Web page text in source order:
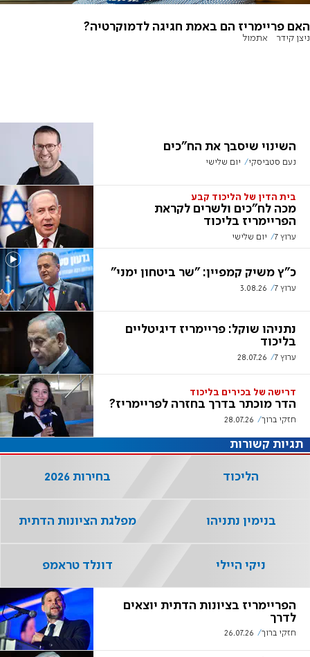
האם פריימריז הם באמת חגיגה לדמוקרטיה?
ניצן קידר אתמול
השינוי שיסבך את הח"כים
נעם סטביסקי יום שלישי
בית הדין של הליכוד קבע
מכה לח"כים ולשרים לקראת
הפריימריז בליכוד
ערוץ 7 יום שלישי
כ"ץ משיק קמפיין: "שר ביטחון ימני"
ערוץ 7 3.08.26
נתניהו שוקל: פריימריז דיגיטליים
בליכוד
ערוץ 7 28.07.26
דרישה של בכירים בליכוד
הדר מוכתר בדרך בחזרה לפריימריז?
חזקי ברוך 28.07.26
הפריימריז בציונות הדתית יוצאים
לדרך
חזקי ברוך 26.07.26
תגיות קשורות
הליכוד בחירות 2026
בנימין נתניהו מפלגת הציונות הדתית
ניקי היילי דונלד טראמפ